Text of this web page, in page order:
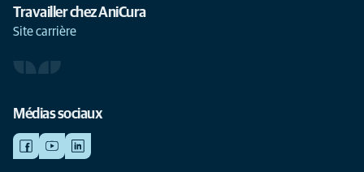
Travailler chez AniCura
Site carrière
Médias sociaux